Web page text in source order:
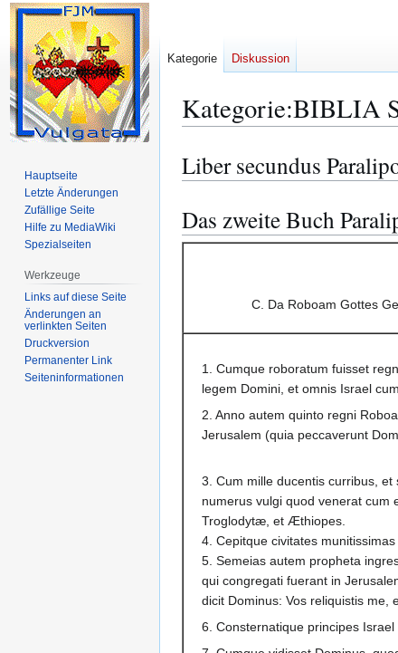
Kategorie:BIBLIA
Zur
Navigation
Zur
Suche
Liber secundus
Das zweite Buch
C. Da Roboam Gottes
1. Cumque roboratum fuisset
legem Domini, et omnis Israel
2. Anno autem quinto regni
Jerusalem (quia peccaverunt
3. Cum mille ducentis curribus,
numerus vulgi quod venerat
Troglodytæ, et Æthiopes.
4. Cepitque civitates
5. Semeias autem propheta
qui congregati fuerant in
dicit Dominus: Vos reliquistis me,
6. Consternatique principes
Kategorie Diskussion
Hauptseite
Letzte Änderungen
Zufällige Seite
Hilfe zu MediaWiki
Spezialseiten
Werkzeuge
Links auf diese Seite
Änderungen an
verlinkten Seiten
Druckversion
Permanenter Link
Seiten­­informationen